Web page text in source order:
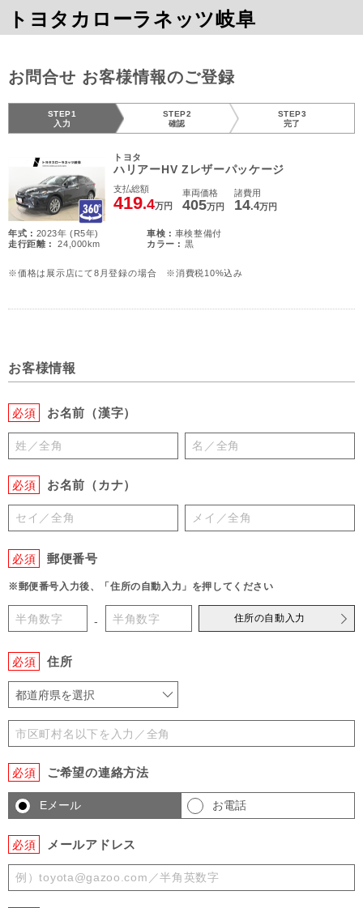
トヨタカローラネッツ岐阜
お問合せ お客様情報のご登録
STEP1
入力
STEP2
確認
STEP3
完了
トヨタ
ハリアーHV Zレザーパッケージ
支払総額
419.4万円
車両価格
405万円
諸費用
14.4万円
年式 : 2023年 (R5年) 車検 : 車検整備付
走行距離 :
24,000km カラー : 黒
※価格は展示店にて8月登録の場合 ※消費税10%込み
お客様情報
必須 お名前（漢字）
必須 お名前（カナ）
必須 郵便番号
※郵便番号入力後、「住所の自動入力」を押してください
- 住所の自動入力
必須 住所
都道府県を選択
必須 ご希望の連絡方法
Eメール お電話
必須 メールアドレス